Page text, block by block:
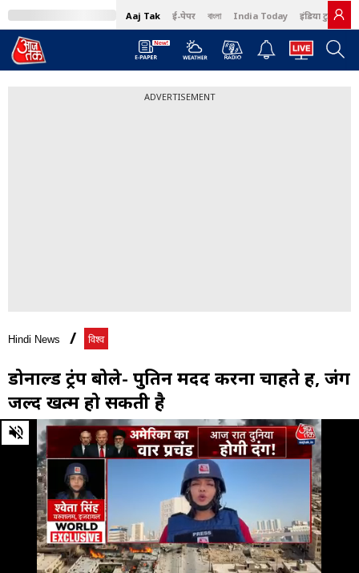
Aaj Tak ई-पेपर বাংলা India Today इंडिया टुडे हिंदी
ADVERTISEMENT
Hindi News विश्व
डोनाल्ड ट्रंप बोले- पुतिन मदद करना चाहते हैं, जंग
जल्द खत्म हो सकती है
0
of
minutes,
seconds